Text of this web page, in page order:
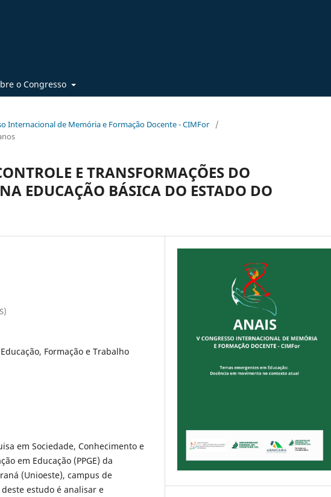
o Congresso
Internacional de Memória e Formação Docente - CIMFor
/
E TRANSFORMAÇÕES DO
EDUCAÇÃO BÁSICA DO ESTADO DO
Formação e Trabalho
em Sociedade, Conhecimento e
em Educação (PPGE) da
(Unioeste), campus de
estudo é analisar e